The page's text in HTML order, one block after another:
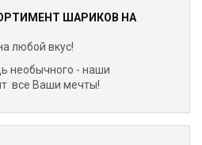
ШАРИКОВ НА
любой вкус!
необычного - наши
все Ваши мечты!